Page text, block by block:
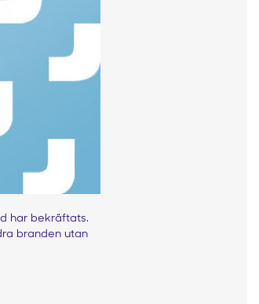
har bekräftats.
branden utan